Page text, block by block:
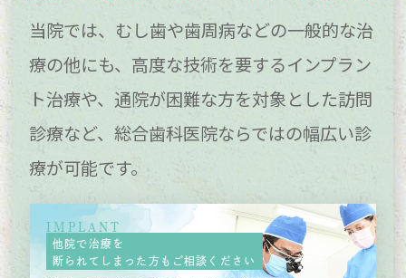
当院では、むし歯や歯周病などの一般的な治
療の他にも、 高度な技術を要するインプラン
ト治療や、 通院が困難な方を対象とした訪問
診療など、総合歯科医院ならではの幅広い診
療が可能です。
IMPLANT
他院で治療を
断られてしまった方もご相談ください